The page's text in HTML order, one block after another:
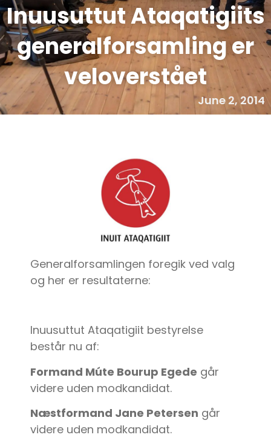
Inuusuttut Ataqatigiits
generalforsamling er
veloverstået
June 2, 2014
Generalforsamlingen foregik ved valg
og her er resultaterne:
Inuusuttut Ataqatigiit bestyrelse
består nu af:
Formand Múte Bourup Egede går
videre uden modkandidat.
Næstformand Jane Petersen går
videre uden modkandidat.